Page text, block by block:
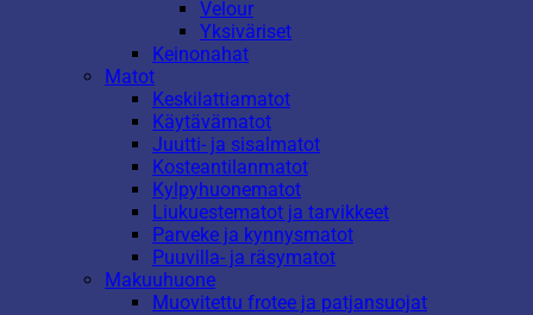
Velour
Yksiväriset
Keinonahat
Matot
Keskilattiamatot
Käytävämatot
Juutti- ja sisalmatot
Kosteantilanmatot
Kylpyhuonematot
Liukuestematot ja tarvikkeet
Parveke ja kynnysmatot
Puuvilla- ja räsymatot
Makuuhuone
Muovitettu frotee ja patjansuojat